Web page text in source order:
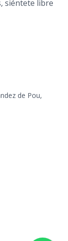
siéntete libre
de Pou,